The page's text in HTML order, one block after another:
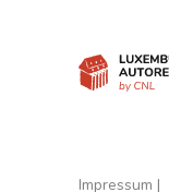
Impressum